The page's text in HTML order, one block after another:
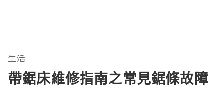
生活
帶鋸床維修指南之常見鋸條故障